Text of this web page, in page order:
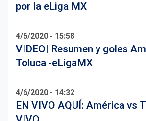
por la eLiga MX
4/6/2020 - 15:58
VIDEO| Resumen y goles
Toluca -eLigaMX
4/6/2020 - 14:32
EN VIVO AQUÍ: América vs